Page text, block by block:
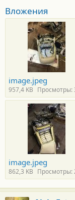
Вложения
image.jpeg
957,4 KB Просмотры:
image.jpeg
862,3 KB Просмотры: